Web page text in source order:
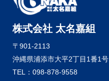
株式会社 太名嘉組
〒901-2113
沖縄県浦添市大平2丁目1番1号
TEL：098-878-9558